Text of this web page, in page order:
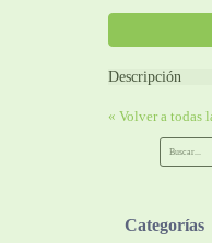
Descripción
« Volver a todas
Categorías